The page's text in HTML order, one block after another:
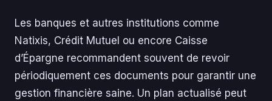
Les banques et autres institutions comme
Natixis, Crédit Mutuel ou encore Caisse
d’Épargne recommandent souvent de revoir
périodiquement ces documents pour garantir une
gestion financière saine. Un plan actualisé peut